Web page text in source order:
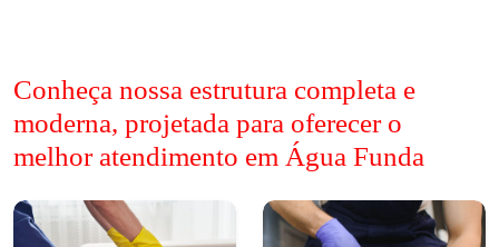
Conheça nossa estrutura completa e
moderna, projetada para oferecer o
melhor atendimento em Água Funda